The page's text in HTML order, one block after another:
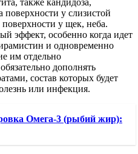
также кандидоза,
у слизистой
у щек, неба.
эффект, особенно когда идет
и одновременно
им отдельно
дополнять
состав которых будет
или инфекция.
Омега-3 (рыбий жир):